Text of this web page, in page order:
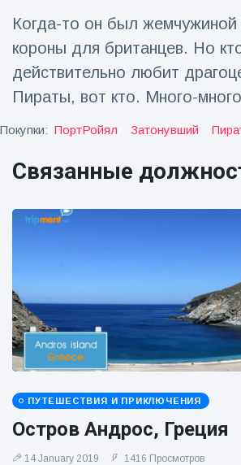
Путешествия и приключения(77)
Последние новости
'Побег'
вызвал смех у
16 July
186
Просмотров
зоопарке
Великобритании
за 14 лет
Мужчина из
Флориды
арестован
после запуска
фейерверков из
машины
159
Когда-то он был жемчужиной
короны для британцев. Но
действительно любит
Пираты, вот кто. Много-
Покупки: ПортРойял Затонувший
Связанные
ПУТЕШЕСТВИЯ И ПРИКЛЮЧЕНИЯ
Остров Андрос, Греция
14 January 2019 1416 Просмотров